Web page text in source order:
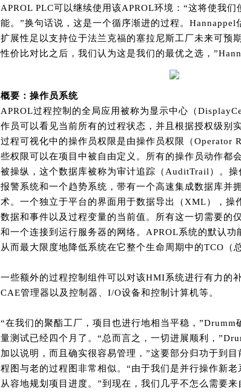
APROL PLC可以继续使用该APROL环境：“这将使我们
能。”换句话说，这是一个循序渐进的过程。Hannappel
扩展性足以支持位于法兰克福的塞拉尼斯工厂未来可预
性价比对比之后，我们认为这是我们的最优之选，
概要：操作员系统
APROL过程控制的全局应用被称为显示中心（
作员可以看见当前所有的过程状态，并且根据授权级别
过程可视化中的操作员权限是由操作员权限（Operator
些权限可以在项目中被自由定义。所有的操作员动作都
被操纵，这个数据库被称为审计追踪（AuditTrail）。操
报警系统和一个趋势系统，带有一个高速集成数据库并
术。一个独立于平台的界面用于数据导出（XML），操
数据和事件以及过程变量的当前值。所有这一切需要的
和一个连接到运行服务器的网络。APROL系统的默认功
从而最大限度地降低系统在它整个生命周期中的TCO（
一些额外的过程控制组件可以对该HMI系统进行有力的
CAE管理器以及控制器、I/O设备和控制计算机等。
“在我们的聚酯工厂，项目也进行地相当平稳，”Drumm
量测试已经四个月了。“总而言之，一切进展顺利，
加以说明，而且确实很容易管理，”这要部分归功于到
程图与老的过程图非常相似。“由于我们是并行操作新老
从容地规划项目进度。”到现在，我们几乎不怎么需要